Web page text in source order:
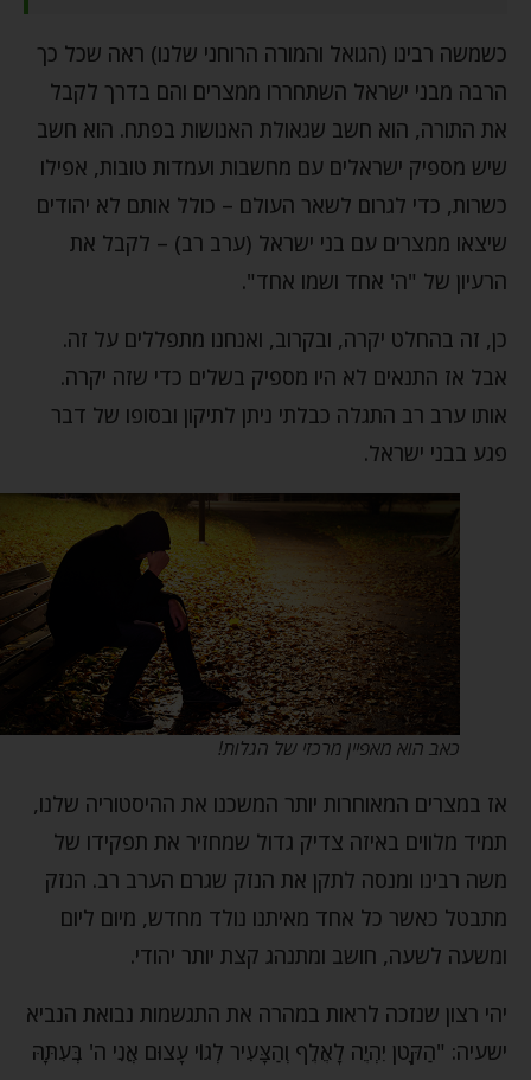
כשמשה רבינו (הגואל והמורה הרוחני שלנו) ראה שכל כך
הרבה מבני ישראל השתחררו ממצרים והם בדרך לקבל
את התורה, הוא חשב שגאולת האנושות בפתח. הוא חשב
שיש מספיק ישראלים עם מחשבות ועמדות טובות, אפילו
כשרות, כדי לגרום לשאר העולם – כולל אותם לא יהודים
שיצאו ממצרים עם בני ישראל (ערב רב) – לקבל את
הרעיון של "ה' אחד ושמו אחד".
כן, זה בהחלט יקרה, ובקרוב, ואנחנו מתפללים על זה.
אבל אז התנאים לא היו מספיק בשלים כדי שזה יקרה.
אותו ערב רב התגלה כבלתי ניתן לתיקון ובסופו של דבר
פגע בבני ישראל.
כאב הוא מאפיין מרכזי של הגלות!
אז במצרים המאוחרות יותר המשכנו את ההיסטוריה שלנו,
תמיד מלווים באיזה צדיק גדול שמחזיר את תפקידו של
משה רבינו ומנסה לתקן את הנזק שגרם הערב רב. הנזק
מתבטל כאשר כל אחד מאיתנו נולד מחדש, מיום ליום
ומשעה לשעה, חושב ומתנהג קצת יותר יהודי.
יהי רצון שנזכה לראות במהרה את התגשמות נבואת הנביא
ישעיה: "הַקָּטֹן יִהְיֶה לָאֶלֶף וְהַצָּעִיר לְגוֹי עָצוּם אֲנִי ה' בְּעִתָּהּ